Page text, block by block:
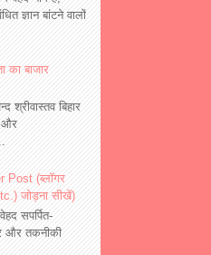
ज्ञान बांटने वालों
का बाजार
श्रीवास्तव बिहार
और
Post (ब्लॉगर
जोड़ना सीखें)
सपर्पित-
और तकनीकी